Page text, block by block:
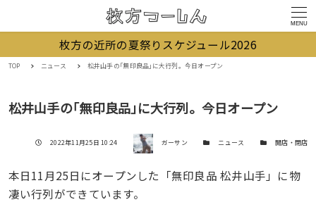
MENU
枚方の近所の夏祭りスケジュール2026
TOP ニュース 松井山手の｢無印良品｣に大行列。今日オープン
松井山手の｢無印良品｣に大行列。今日オープン
投稿日
2022年11月25日 10:24 著者 ガーサン カテゴリー
ニュース カテゴリー開店・閉店
本日11月25日にオープンした「無印良品 松井山手」に物
凄い行列ができています。